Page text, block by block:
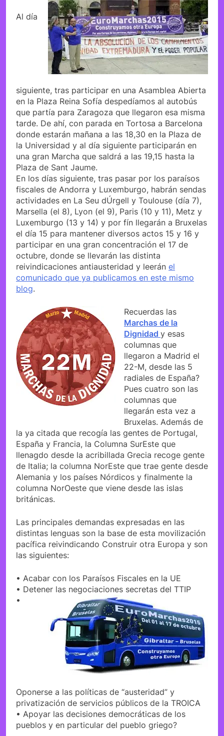
Al día
siguiente, tras participar en una Asamblea Abierta
en la Plaza Reina Sofía despedíamos al autobús
que partía para Zaragoza que llegaron esa misma
tarde. De ahí, con parada en Tortosa a Barcelona
donde estarán mañana a las 18,30 en la Plaza de
la Universidad y al día siguiente participarán en
una gran Marcha que saldrá a las 19,15 hasta la
Plaza de Sant Jaume.
En los días siguiente, tras pasar por los paraísos
fiscales de Andorra y Luxemburgo, habrán sendas
actividades en La Seu dÚrgell y Toulouse (día 7),
Marsella (el 8), Lyon (el 9), Paris (10 y 11), Metz y
Luxemburgo (13 y 14) y por fín llegarán a Bruxelas
el día 15 para mantener diversos actos 15 y 16 y
participar en una gran concentración el 17 de
octubre, donde se llevarán las distinta
reivindicaciones antiausteridad y leerán el
comunicado que ya publicamos en este mismo
blog.
Recuerdas las
Marchas de la
Dignidad y esas
columnas que
llegaron a Madrid el
22-M, desde las 5
radiales de España?
Pues cuatro son las
columnas que
llegarán esta vez a
Bruxelas. Además de
la ya citada que recogía las gentes de Portugal,
España y Francia, la Columna SurEste que
llenagdo desde la acribillada Grecia recoge gente
de Italia; la columna NorEste que trae gente desde
Alemania y los países Nórdicos y finalmente la
columna NorOeste que viene desde las islas
británicas.
Las principales demandas expresadas en las
distintas lenguas son la base de esta movilización
pacífica reivindicando Construir otra Europa y son
las siguientes:
• Acabar con los Paraísos Fiscales en la UE
• Detener las negociaciones secretas del TTIP
•
Oponerse a las políticas de “austeridad” y
privatización de servicios públicos de la TROICA
• Apoyar las decisiones democráticas de los
pueblos y en particular del pueblo griego?